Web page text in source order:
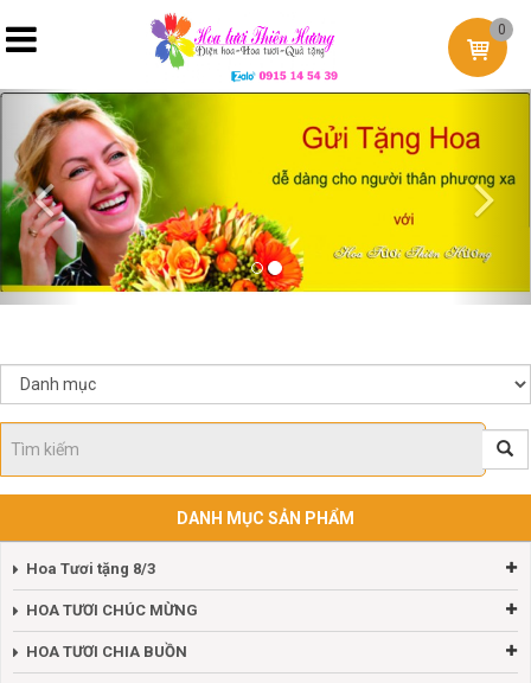
0
Previous
DANH MỤC SẢN PHẨM
Hoa Tươi tặng 8/3
HOA TƯƠI CHÚC MỪNG
HOA TƯƠI CHIA BUỒN